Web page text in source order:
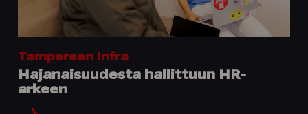
Tampereen Infra
Hajanaisuudesta hallittuun HR-
arkeen